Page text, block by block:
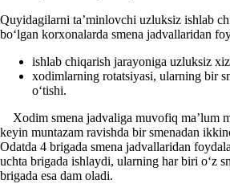
Quyidagilarni ta’minlovchi uzluksiz ishlab
boʻlgan korхonalarda smena jadvallaridan
ishlab chiqarish jarayoniga uzluksiz
хodimlarning rotatsiyasi, ularning bir
oʻtishi.
Xodim smena jadvaliga muvofiq ma’lum
keyin muntazam ravishda bir smenadan
Odatda 4 brigada smena jadvallaridan
uchta brigada ishlaydi, ularning har biri oʻz
brigada esa dam oladi.